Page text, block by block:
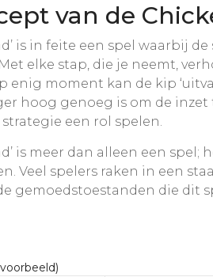
van de
is in feite een spel waarbij
elke stap, die je neemt,
enig moment kan de kip
hoog genoeg is om de inzet
een rol spelen.
is meer dan alleen een
Veel spelers raken in een
gemoedstoestanden die dit